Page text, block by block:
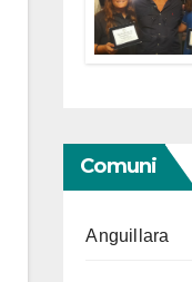
Comuni
Anguillara